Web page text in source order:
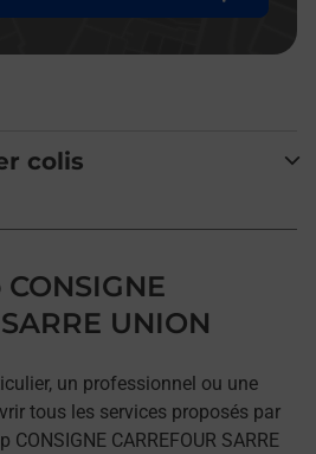
colis
UNION
un professionnel ou une
tous les services proposés par
CARREFOUR SARRE